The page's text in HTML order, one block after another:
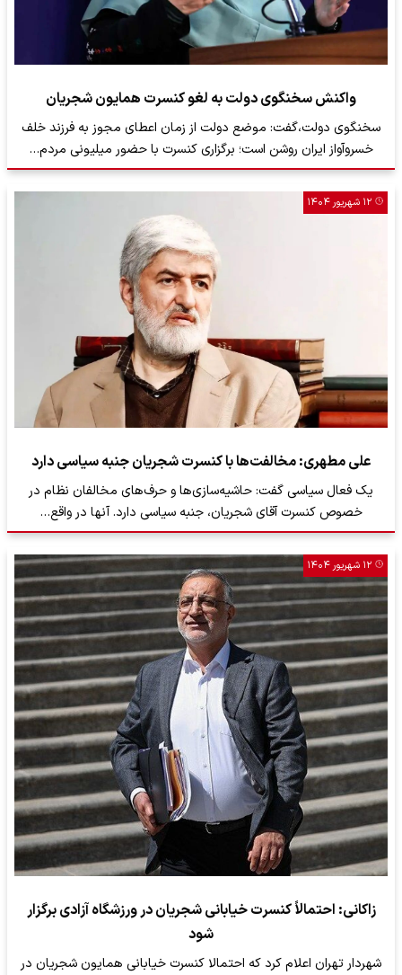
واکنش سخنگوی دولت به لغو کنسرت همایون شجریان
سخنگوی دولت،گفت: موضع دولت از زمان اعطای مجوز به فرزند خلف
خسروآواز ایران روشن است؛ برگزاری کنسرت با حضور میلیونی مردم…
۱۲ شهریور ۱۴۰۴
علی مطهری: مخالفت‌ها با کنسرت شجریان جنبه سیاسی دارد
یک فعال سیاسی گفت: حاشیه‌سازی‌ها و حرف‌های مخالفان نظام در
خصوص کنسرت آقای شجریان، جنبه سیاسی دارد. آنها در واقع…
۱۲ شهریور ۱۴۰۴
زاکانی: احتمالاً کنسرت خیابانی شجریان در ورزشگاه آزادی برگزار
شود
شهردار تهران اعلام کرد که احتمالا کنسرت خیابانی همایون شجریان در